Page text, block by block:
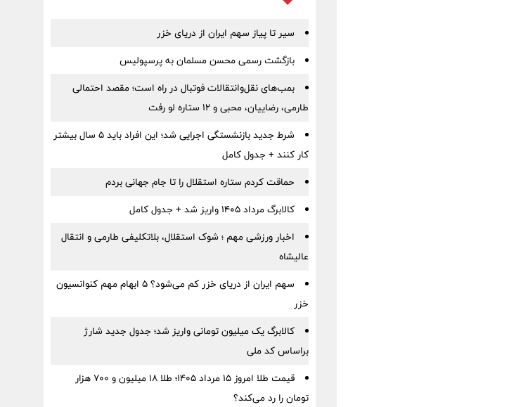
سیر تا پیاز سهم ایران از دریای خزر
بازگشت رسمی محسن مسلمان به پرسپولیس
بمب‌های نقل‌وانتقالات فوتبال در راه است؛ مقصد احتمالی
طارمی، رضاییان، محبی و ۱۲ ستاره لو رفت
شرط جدید بازنشستگی اجرایی شد؛ این افراد باید ۵ سال بیشتر
کار کنند + جدول کامل
حماقت کردم ستاره استقلال را تا جام جهانی بردم
کالابرگ مرداد ۱۴۰۵ واریز شد + جدول کامل
اخبار ورزشی مهم ؛ شوک استقلال، بلاتکلیفی طارمی و انتقال
عالیشاه
سهم ایران از دریای خزر کم می‌شود؟ ۵ ابهام مهم کنوانسیون
خزر
کالابرگ یک میلیون تومانی واریز شد؛ جدول جدید شارژ
براساس کد ملی
قیمت طلا امروز ۱۵ مرداد ۱۴۰۵؛ طلا ۱۸ میلیون و ۷۰۰ هزار
تومان را رد می‌کند؟